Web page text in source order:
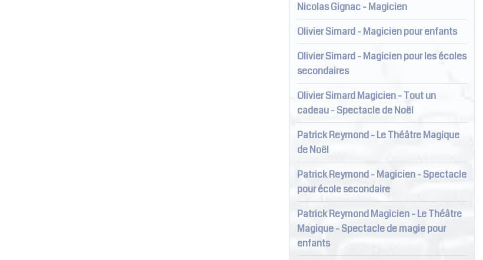
Nicolas Gignac - Magicien
Olivier Simard - Magicien pour enfants
Olivier Simard - Magicien pour les écoles
secondaires
Olivier Simard Magicien - Tout un
cadeau - Spectacle de Noël
Patrick Reymond - Le Théâtre Magique
de Noël
Patrick Reymond - Magicien - Spectacle
pour école secondaire
Patrick Reymond Magicien - Le Théâtre
Magique - Spectacle de magie pour
enfants